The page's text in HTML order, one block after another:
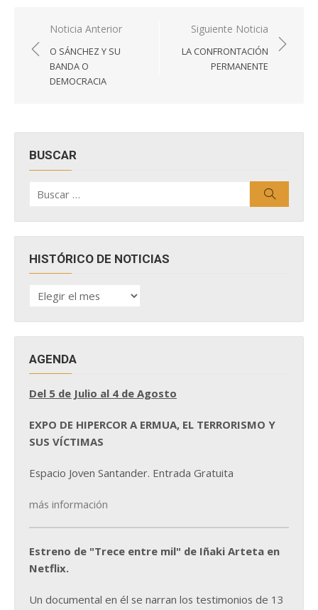
Navegación
de
entradas
Noticia Anterior
O SÁNCHEZ Y SU
BANDA O
DEMOCRACIA
Siguiente Noticia
LA CONFRONTACIÓN
PERMANENTE
BUSCAR
por:
HISTÓRICO DE NOTICIAS
HISTÓRICO
DE
AGENDA
Del 5 de Julio al 4 de Agosto
EXPO DE HIPERCOR A ERMUA, EL TERRORISMO Y
SUS VÍCTIMAS
Espacio Joven Santander. Entrada Gratuita
más información
Estreno de "Trece entre mil" de Iñaki Arteta en
Netflix.
Un documental en él se narran los testimonios de 13